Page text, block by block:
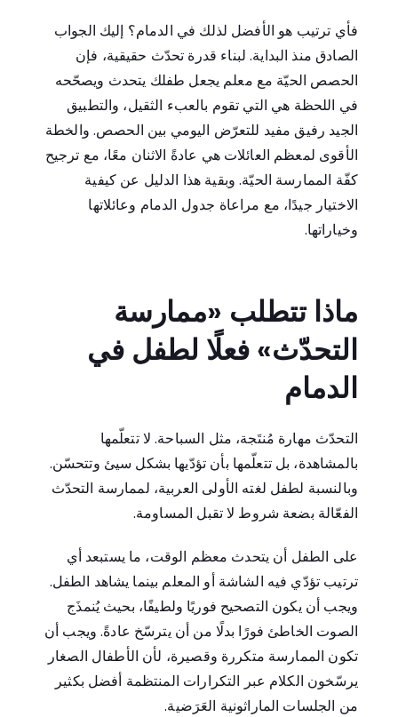
فأي ترتيب هو الأفضل لذلك في الدمام؟ إليك الجواب
الصادق منذ البداية. لبناء قدرة تحدّث حقيقية، فإن
الحصص الحيّة مع معلم يجعل طفلك يتحدث ويصحّحه
في اللحظة هي التي تقوم بالعبء الثقيل، والتطبيق
الجيد رفيق مفيد للتعرّض اليومي بين الحصص. والخطة
الأقوى لمعظم العائلات هي عادةً الاثنان معًا، مع ترجيح
كفّة الممارسة الحيّة. وبقية هذا الدليل عن كيفية
الاختيار جيدًا، مع مراعاة جدول الدمام وعائلاتها
وخياراتها.
ماذا تتطلب «ممارسة
التحدّث» فعلًا لطفل في
الدمام
التحدّث مهارة مُنتَجة، مثل السباحة. لا تتعلّمها
بالمشاهدة، بل تتعلّمها بأن تؤدّيها بشكل سيئ وتتحسّن.
وبالنسبة لطفل لغته الأولى العربية، لممارسة التحدّث
الفعّالة بضعة شروط لا تقبل المساومة.
على الطفل أن يتحدث معظم الوقت، ما يستبعد أي
ترتيب تؤدّي فيه الشاشة أو المعلم بينما يشاهد الطفل.
ويجب أن يكون التصحيح فوريًا ولطيفًا، بحيث يُنمذَج
الصوت الخاطئ فورًا بدلًا من أن يترسّخ عادةً. ويجب أن
تكون الممارسة متكررة وقصيرة، لأن الأطفال الصغار
يرسّخون الكلام عبر التكرارات المنتظمة أفضل بكثير
من الجلسات الماراثونية العَرَضية.